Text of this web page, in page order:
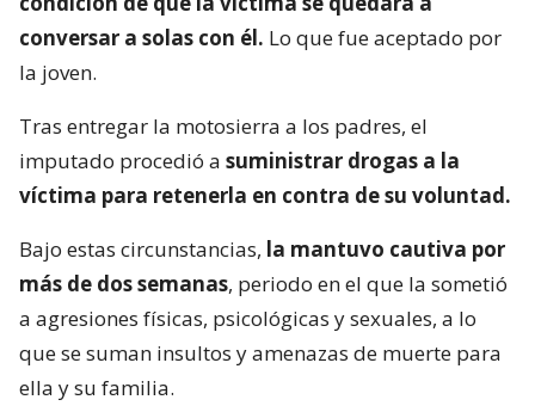
conversar a solas con él. Lo que fue aceptado por
la joven.
Tras entregar la motosierra a los padres, el
imputado procedió a suministrar drogas a la
víctima para retenerla en contra de su voluntad.
Bajo estas circunstancias, la mantuvo cautiva por
más de dos semanas, periodo en el que la sometió
a agresiones físicas, psicológicas y sexuales, a lo
que se suman insultos y amenazas de muerte para
ella y su familia.